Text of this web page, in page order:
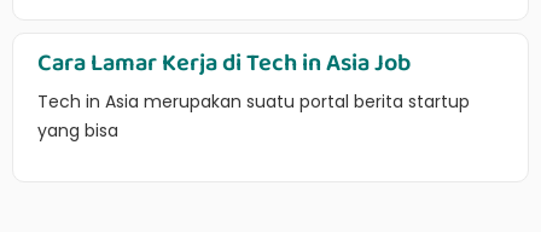
Cara Lamar Kerja di Tech in Asia Job
Tech in Asia merupakan suatu portal berita startup
yang bisa